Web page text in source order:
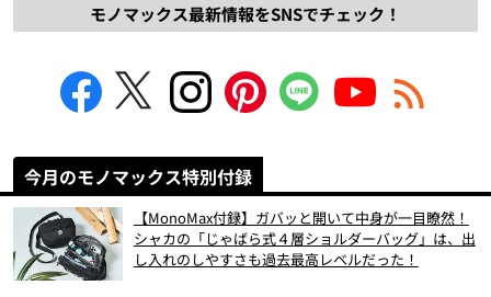
モノマックス最新情報をSNSでチェック！
今月のモノマックス特別付録
【MonoMax付録】ガバッと開いて中身が一目瞭然！
シャカの「じゃばら式４層ショルダーバッグ」は、出
し入れのしやすさも過去最高レベルだった！